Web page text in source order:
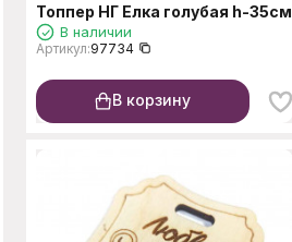
Топпер НГ Елка голубая h-35см
В наличии
Артикул:97734
В корзину